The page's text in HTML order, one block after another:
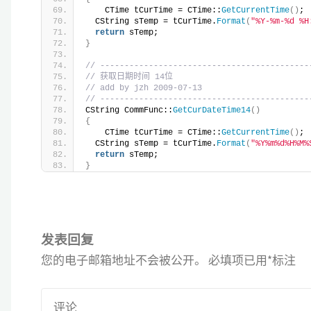
    CTime tCurTime = CTime::
GetCurrentTime() ;
  CString sTemp = tCurTime.
Format ( "%Y-%m-%d
return sTemp;
}
//
// 获取日期时间 14位
// add by jzh 2009-07-13
//
CString CommFunc::GetCurDateTime14()
{
    CTime tCurTime = CTime::
GetCurrentTime() ;
  CString sTemp = tCurTime.
Format (
return sTemp;
}
发表回复
您的电子邮箱地址不会被公开。 必填项已用*标注